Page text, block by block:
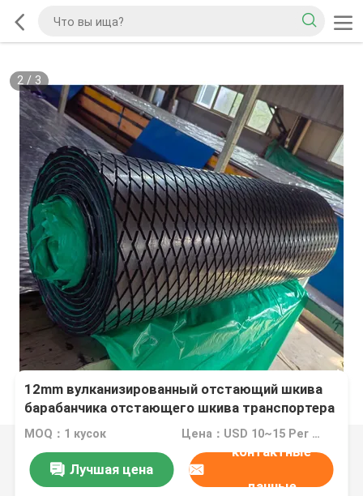
2/ 3
12mm вулканизированный отстающий шкива
барабанчика отстающего шкива транспортера
связующего слоя резиновый
MOQ：1 кусок Цена：USD 10~15 Per Week
Лучшая цена
контактные
данные